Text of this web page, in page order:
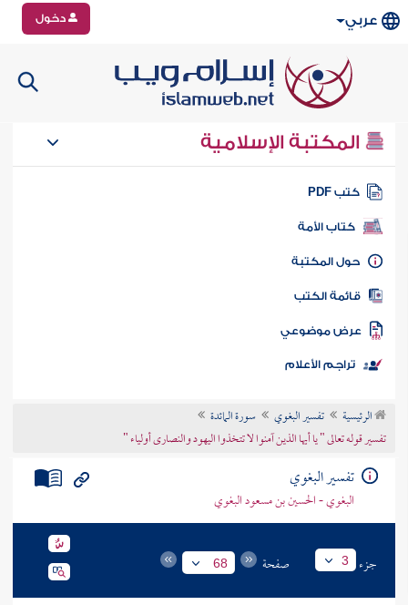
عربي دخول
المكتبة الإسلامية
كتب PDF
كتاب الأمة
المكتبة
الكتب
موضوعي
تراجم الأعلام
الرئيسية تفسير البغوي
سورة المائدة
تفسير قوله تعالى " يا أيها الذين آمنوا لا تتخذوا اليهود والنصارى أولياء "
تفسير البغوي
البغوي - الحسين بن مسعود البغوي
جزء 3 صفحة 68